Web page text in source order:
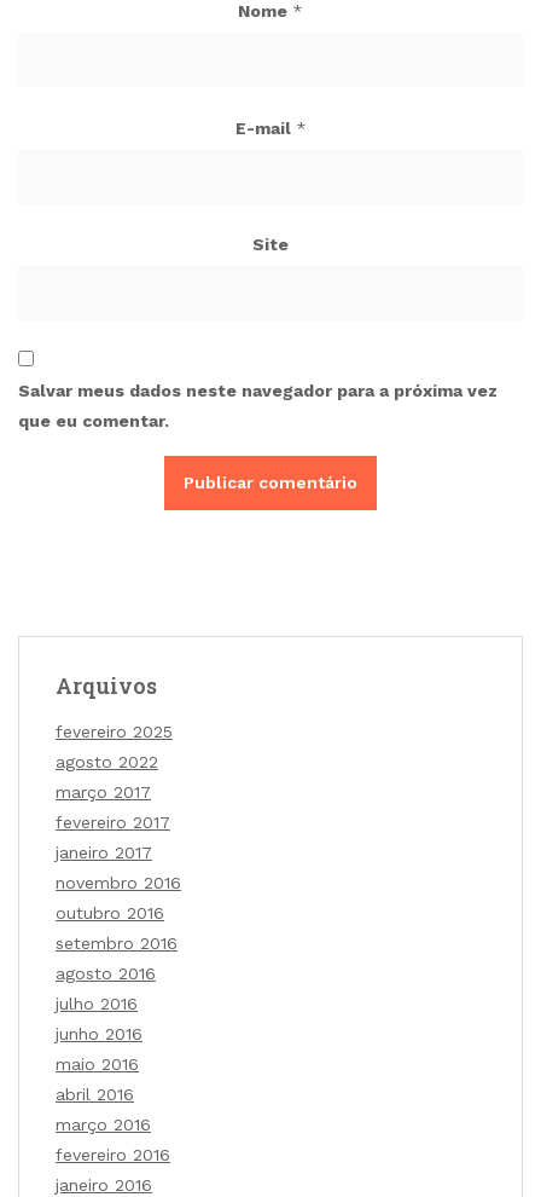
Nome *
E-mail *
Site
Salvar meus dados neste navegador para a próxima vez
que eu comentar.
Arquivos
fevereiro 2025
agosto 2022
março 2017
fevereiro 2017
janeiro 2017
novembro 2016
outubro 2016
setembro 2016
agosto 2016
julho 2016
junho 2016
maio 2016
abril 2016
março 2016
fevereiro 2016
janeiro 2016